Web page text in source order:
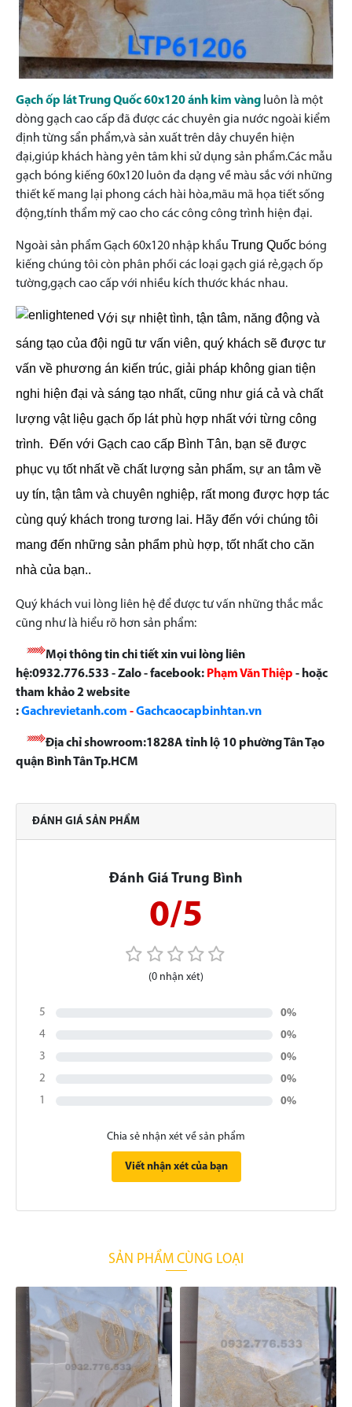
Gạch ốp lát Trung Quốc 60x120 ánh kim vàng luôn là một
dòng gạch cao cấp đã được các chuyên gia nước ngoài kiểm
định từng sẩn phẩm,và sản xuất trên dây chuyền hiện
đại,giúp khách hàng yên tâm khi sử dụng sản phẩm.Các mẫu
gạch bóng kiếng 60x120 luôn đa dạng về màu sắc với những
thiết kế mang lại phong cách hài hòa,mãu mã họa tiết sống
động,tính thẩm mỹ cao cho các công công trình hiện đại.
Ngoài sản phẩm Gạch 60x120 nhập khẩu Trung Quốc bóng
kiếng chúng tôi còn phân phối các loại gạch giá rẻ,gạch ốp
tường,gạch cao cấp với nhiều kích thước khác nhau.
Với sự nhiệt tình, tận tâm, năng động và
sáng tạo của đội ngũ tư vấn viên, quý khách sẽ được tư
vấn về phương án kiến trúc, giải pháp không gian tiện
nghi hiện đại và sáng tạo nhất, cũng như giá cả và chất
lượng vật liệu gạch ốp lát phù hợp nhất với từng công
trình. Đến với Gạch cao cấp Bình Tân, bạn sẽ được
phục vụ tốt nhất về chất lượng sản phẩm, sự an tâm về
uy tín, tận tâm và chuyên nghiệp, rất mong được hợp tác
cùng quý khách trong tương lai. Hãy đến với chúng tôi
mang đến những sản phẩm phù hợp, tốt nhất cho căn
nhà của bạn..
Quý khách vui lòng liên hệ để được tư vấn những thắc mắc
cũng như là hiểu rõ hơn sản phẩm:
Mọi thông tin chi tiết xin vui lòng liên
hệ:0932.776.533 - Zalo - facebook: Phạm Văn Thiệp - hoặc
tham khảo 2 website
:Gachrevietanh.com -Gachcaocapbinhtan.vn
Địa chỉ showroom:1828A tỉnh lộ 10 phường Tân Tạo
quận Bình Tân Tp.HCM
ĐÁNH GIÁ SẢN PHẨM
Đánh Giá Trung Bình
0/5
(0 nhận xét)
5
0%
4
0%
3
0%
2
0%
1
0%
Chia sẻ nhận xét về sản phẩm
Viết nhận xét của bạn
SẢN PHẨM CÙNG LOẠI